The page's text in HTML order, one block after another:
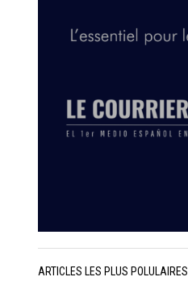
ARTICLES LES PLUS POLULAIRES